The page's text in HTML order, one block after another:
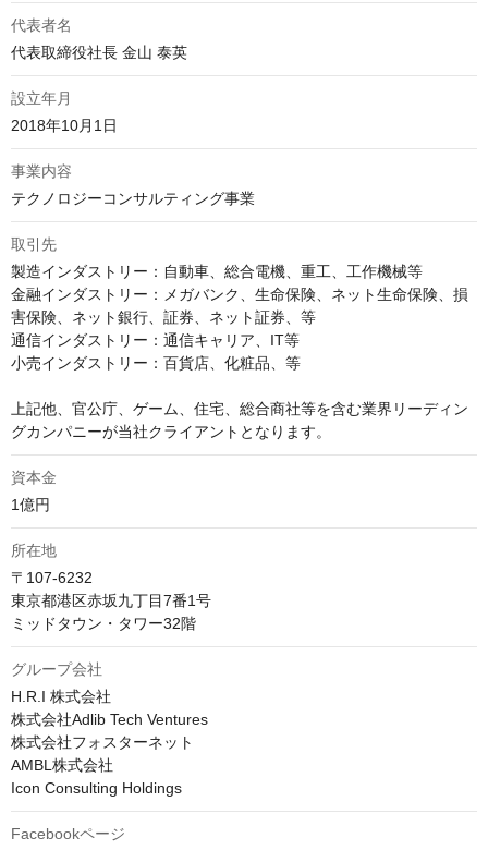
代表者名
代表取締役社長 金山 泰英
設立年月
2018年10月1日
事業内容
テクノロジーコンサルティング事業
取引先
製造インダストリー：自動車、総合電機、重工、工作機械等
金融インダストリー：メガバンク、生命保険、ネット生命保険、損
害保険、ネット銀行、証券、ネット証券、等
通信インダストリー：通信キャリア、IT等
小売インダストリー：百貨店、化粧品、等
上記他、官公庁、ゲーム、住宅、総合商社等を含む業界リーディン
グカンパニーが当社クライアントとなります。
資本金
1億円
所在地
〒107-6232
東京都港区赤坂九丁目7番1号
ミッドタウン・タワー32階
グループ会社
H.R.I 株式会社
株式会社Adlib Tech Ventures
株式会社フォスターネット
AMBL株式会社
Icon Consulting Holdings
Facebookページ